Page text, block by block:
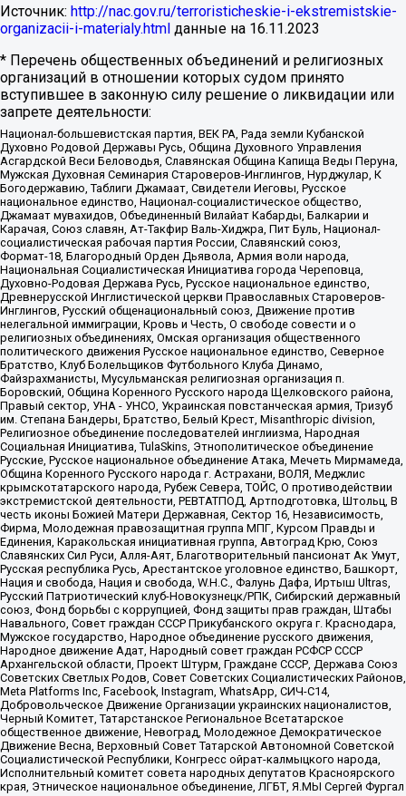
Источник: http://nac.gov.ru/terroristicheskie-i-ekstremistskie-
organizacii-i-materialy.html данные на 16.11.2023
* Перечень общественных объединений и религиозных
организаций в отношении которых судом принято
вступившее в законную силу решение о ликвидации или
запрете деятельности:
Национал-большевистская партия, ВЕК РА, Рада земли Кубанской
Духовно Родовой Державы Русь, Община Духовного Управления
Асгардской Веси Беловодья, Славянская Община Капища Веды Перуна,
Мужская Духовная Семинария Староверов-Инглингов, Нурджулар, К
Богодержавию, Таблиги Джамаат, Свидетели Иеговы, Русское
национальное единство, Национал-социалистическое общество,
Джамаат мувахидов, Объединенный Вилайат Кабарды, Балкарии и
Карачая, Союз славян, Ат-Такфир Валь-Хиджра, Пит Буль, Национал-
социалистическая рабочая партия России, Славянский союз,
Формат-18, Благородный Орден Дьявола, Армия воли народа,
Национальная Социалистическая Инициатива города Череповца,
Духовно-Родовая Держава Русь, Русское национальное единство,
Древнерусской Инглистической церкви Православных Староверов-
Инглингов, Русский общенациональный союз, Движение против
нелегальной иммиграции, Кровь и Честь, О свободе совести и о
религиозных объединениях, Омская организация общественного
политического движения Русское национальное единство, Северное
Братство, Клуб Болельщиков Футбольного Клуба Динамо,
Файзрахманисты, Мусульманская религиозная организация п.
Боровский, Община Коренного Русского народа Щелковского района,
Правый сектор, УНА - УНСО, Украинская повстанческая армия, Тризуб
им. Степана Бандеры, Братство, Белый Крест, Misanthropic division,
Религиозное объединение последователей инглиизма, Народная
Социальная Инициатива, TulaSkins, Этнополитическое объединение
Русские, Русское национальное объединение Атака, Мечеть Мирмамеда,
Община Коренного Русского народа г. Астрахани, ВОЛЯ, Меджлис
крымскотатарского народа, Рубеж Севера, ТОЙС, О противодействии
экстремистской деятельности, РЕВТАТПОД, Артподготовка, Штольц, В
честь иконы Божией Матери Державная, Сектор 16, Независимость,
Фирма, Молодежная правозащитная группа МПГ, Курсом Правды и
Единения, Каракольская инициативная группа, Автоград Крю, Союз
Славянских Сил Руси, Алля-Аят, Благотворительный пансионат Ак Умут,
Русская республика Русь, Арестантское уголовное единство, Башкорт,
Нация и свобода, Нация и свобода, W.H.С., Фалунь Дафа, Иртыш Ultras,
Русский Патриотический клуб-Новокузнецк/РПК, Сибирский державный
союз, Фонд борьбы с коррупцией, Фонд защиты прав граждан, Штабы
Навального, Совет граждан СССР Прикубанского округа г. Краснодара,
Мужское государство, Народное объединение русского движения,
Народное движение Адат, Народный совет граждан РСФСР СССР
Архангельской области, Проект Штурм, Граждане СССР, Держава Союз
Советских Светлых Родов, Совет Советских Социалистических Районов,
Meta Platforms Inc, Facebook, Instagram, WhatsApp, СИЧ-С14,
Добровольческое Движение Организации украинских националистов,
Черный Комитет, Татарстанское Региональное Всетатарское
общественное движение, Невоград, Молодежное Демократическое
Движение Весна, Верховный Совет Татарской Автономной Советской
Социалистической Республики, Конгресс ойрат-калмыцкого народа,
Исполнительный комитет совета народных депутатов Красноярского
края, Этническое национальное объединение, ЛГБТ, Я.МЫ Сергей Фургал